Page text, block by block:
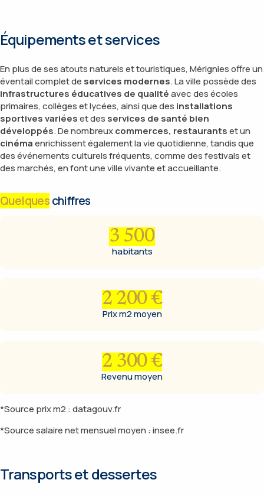
Équipements et services
En plus de ses atouts naturels et touristiques, Mérignies offre un
éventail complet de services modernes. La ville possède des
infrastructures éducatives de qualitéavec des écoles
primaires, collèges et lycées, ainsi que des installations
sportives variéeset des services de santé bien
développés. De nombreuxcommerces, restaurantset un
cinémaenrichissent également la vie quotidienne, tandis que
des événements culturels fréquents, comme des festivals et
des marchés, en font une ville vivante et accueillante.
Quelqueschiffres
3 500
habitants
2 200 €
Prix m2 moyen
2 300 €
Revenu moyen
*Source prix m2 : datagouv.fr
*Source salaire net mensuel moyen : insee.fr
Transports et dessertes